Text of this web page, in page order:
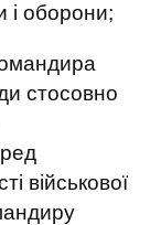
і оборони;
стосовно
військової